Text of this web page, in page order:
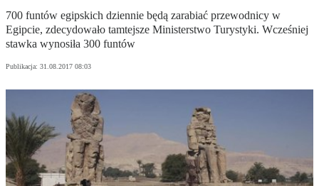
700 funtów egipskich dziennie będą zarabiać przewodnicy w
Egipcie, zdecydowało tamtejsze Ministerstwo Turystyki. Wcześniej
stawka wynosiła 300 funtów
Publikacja: 31.08.2017 08:03